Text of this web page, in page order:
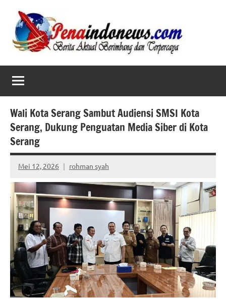
content
Wali Kota Serang Sambut Audiensi SMSI Kota
Serang, Dukung Penguatan Media Siber di Kota
Serang
Mei 12, 2026 rohman syah
No
comments